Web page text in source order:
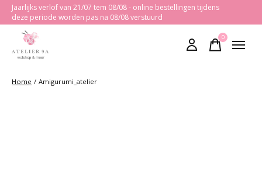
Jaarlijks verlof van 21/07 tem 08/08 - online bestellingen tijdens
deze periode worden pas na 08/08 verstuurd
0items
Home / Amigurumi_atelier